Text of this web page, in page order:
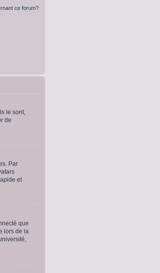
ce forum?
le sont,
de
Par
et
que
lors de la